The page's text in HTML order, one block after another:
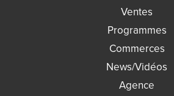
Ventes
Programmes
Commerces
News/Vidéos
Agence